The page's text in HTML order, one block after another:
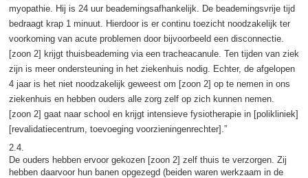
myopathie. Hij is 24 uur beademingsafhankelijk. De beademingsvrije tijd
bedraagt krap 1 minuut. Hierdoor is er continu toezicht noodzakelijk ter
voorkoming van acute problemen door bijvoorbeeld een disconnectie.
[zoon 2] krijgt thuisbeademing via een tracheacanule. Ten tijden van ziek
zijn is meer ondersteuning in het ziekenhuis nodig. Echter, de afgelopen
4 jaar is het niet noodzakelijk geweest om [zoon 2] op te nemen in ons
ziekenhuis en hebben ouders alle zorg zelf op zich kunnen nemen.
[zoon 2] gaat naar school en krijgt intensieve fysiotherapie in [polikliniek]
[revalidatiecentrum, toevoeging voorzieningenrechter].”
2.4.
De ouders hebben ervoor gekozen [zoon 2] zelf thuis te verzorgen. Zij
hebben daarvoor hun banen opgezegd (beiden waren werkzaam in de